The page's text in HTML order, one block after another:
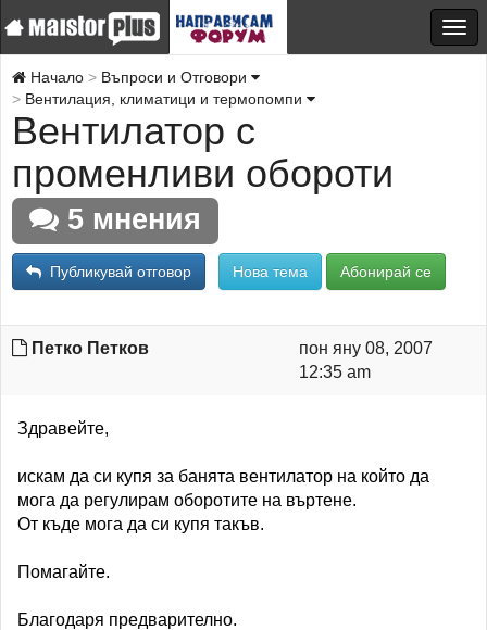
Начало
Въпроси и Отговори
Вентилация, климатици и термопомпи
Вентилатор с
променливи обороти
5 мнения
Публикувай отговор Нова тема Абонирай се
Петко Петков
пон яну 08, 2007
12:35 am
Здравейте,
искам да си купя за банята вентилатор на който да
мога да регулирам оборотите на въртене.
От къде мога да си купя такъв.
Помагайте.
Благодаря предварително.